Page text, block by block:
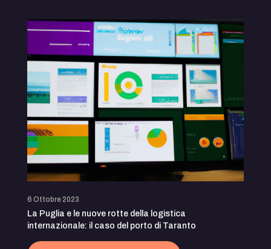
6 Ottobre 2023
La Puglia e le nuove rotte della logistica
internazionale: il caso del porto di Taranto